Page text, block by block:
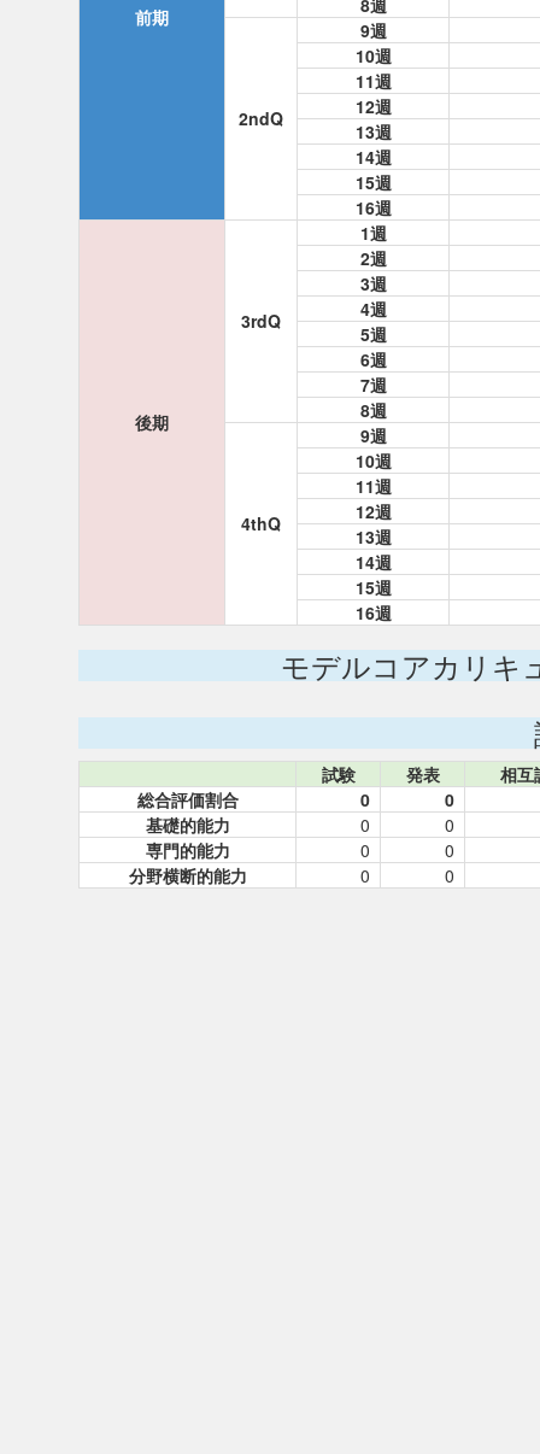
前期
8週
2ndQ
9週
10週
11週
12週
13週
14週
15週
16週
後期
3rdQ
1週
2週
3週
4週
5週
6週
7週
8週
4thQ
9週
10週
11週
12週
13週
14週
15週
16週
モデルコアカリキ
試験 発表
相互
総合評価割合
0
0
基礎的能力
0
0
専門的能力
0
0
分野横断的能力
0 0